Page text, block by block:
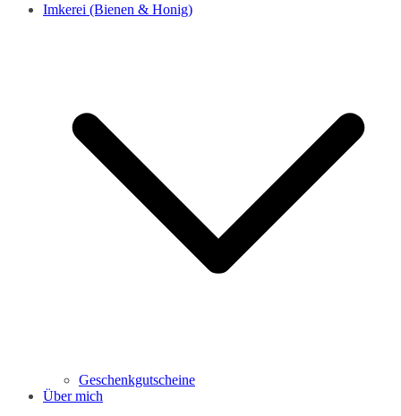
Imkerei (Bienen & Honig)
Geschenkgutscheine
Über mich